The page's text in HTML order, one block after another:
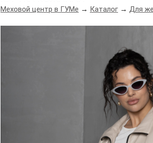
Меховой центр в ГУМе → Каталог →Для